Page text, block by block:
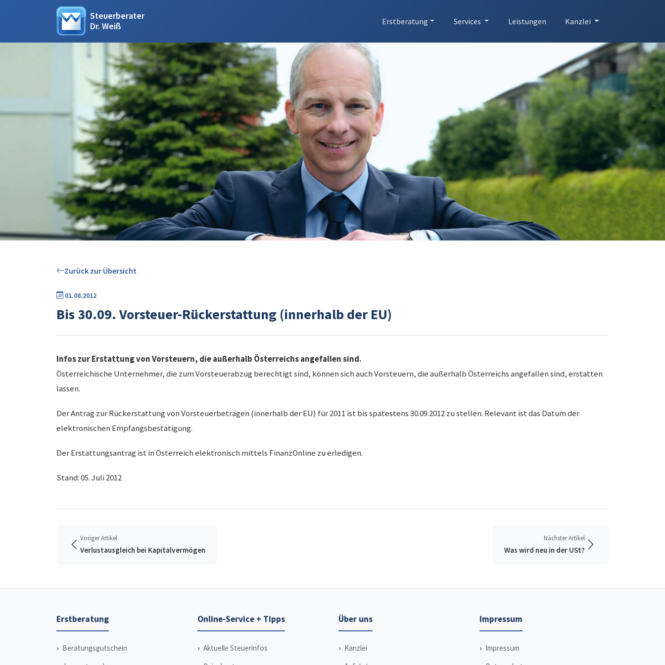
Steuerberater
Dr. Weiß
Erstberatung Services Leistungen Kanzlei
Zurück zur Übersicht
01.08.2012
Bis 30.09. Vorsteuer-Rückerstattung (innerhalb der EU)
Infos zur Erstattung von Vorsteuern, die außerhalb Österreichs angefallen sind.
Österreichische Unternehmer, die zum Vorsteuerabzug berechtigt sind, können sich auch Vorsteuern, die außerhalb Österreichs angefallen sind, erstatten
lassen.
Der Antrag zur Rückerstattung von Vorsteuerbeträgen (innerhalb der EU) für 2011 ist bis spätestens 30.09.2012 zu stellen. Relevant ist das Datum der
elektronischen Empfangsbestätigung.
Der Erstattungsantrag ist in Österreich elektronisch mittels FinanzOnline zu erledigen.
Stand: 05. Juli 2012
Voriger Artikel
Verlustausgleich bei Kapitalvermögen
Nächster Artikel
Was wird neu in der USt?
Erstberatung
Beratungsgutschein
Online-Service + Tipps
Aktuelle Steuerinfos
Über uns
Kanzlei
Impressum
Impressum